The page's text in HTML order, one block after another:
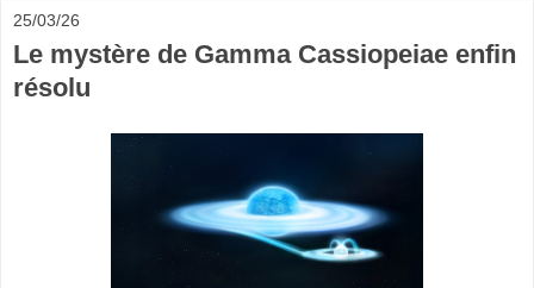
25/03/26
Le mystère de Gamma Cassiopeiae enfin
résolu